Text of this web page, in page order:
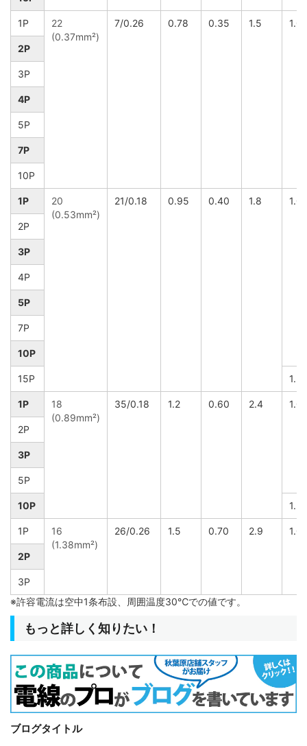
1P
22
(0.37mm²)
7/0.26 0.78 0.35 1.5 1.0
2P
3P
4P
5P
7P
10P
1P
20
(0.53mm²)
21/0.18 0.95 0.40 1.8 1.0
2P
3P
4P
5P
7P
10P
15P 1.5
1P
18
(0.89mm²)
35/0.18 1.2 0.60 2.4 1.0
2P
3P
5P
10P 1.5
1P
16
(1.38mm²)
26/0.26 1.5 0.70 2.9 1.0
2P
3P
※許容電流は空中1条布設、周囲温度30℃での値です。
もっと詳しく知りたい！
ブログタイトル